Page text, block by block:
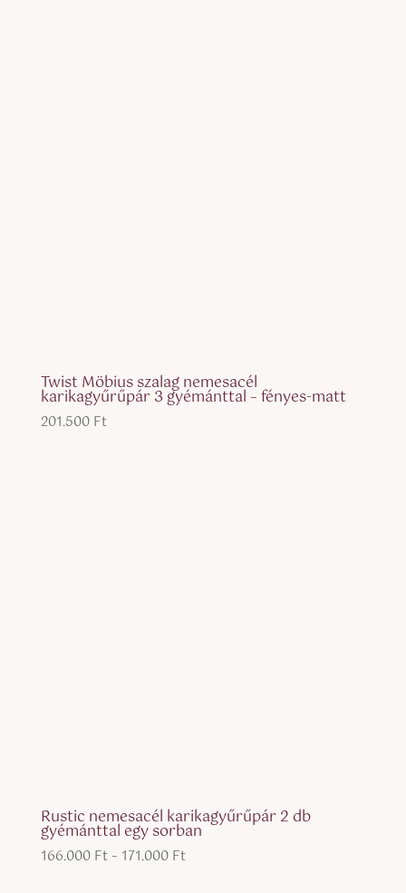
Twist Möbius szalag nemesacél
karikagyűrűpár 3 gyémánttal – fényes-matt
201.500 Ft
Rustic nemesacél karikagyűrűpár 2 db
gyémánttal egy sorban
166.000 Ft – 171.000 FtÁrtartomány: